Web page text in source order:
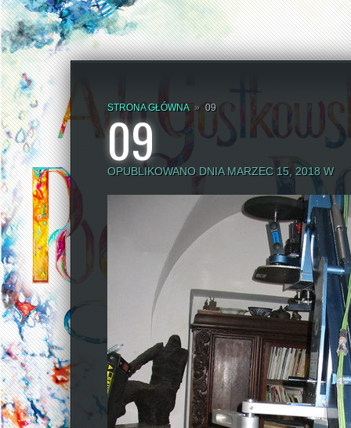
STRONA GŁÓWNA » 09
09
OPUBLIKOWANO DNIA MARZEC 15, 2018 W